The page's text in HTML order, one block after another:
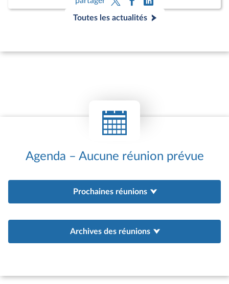
apostolique en France.
Les échanges ont porté sur la récente encyclique
Toutes les actualités
Agenda – Aucune réunion prévue
Prochaines réunions
Archives des réunions